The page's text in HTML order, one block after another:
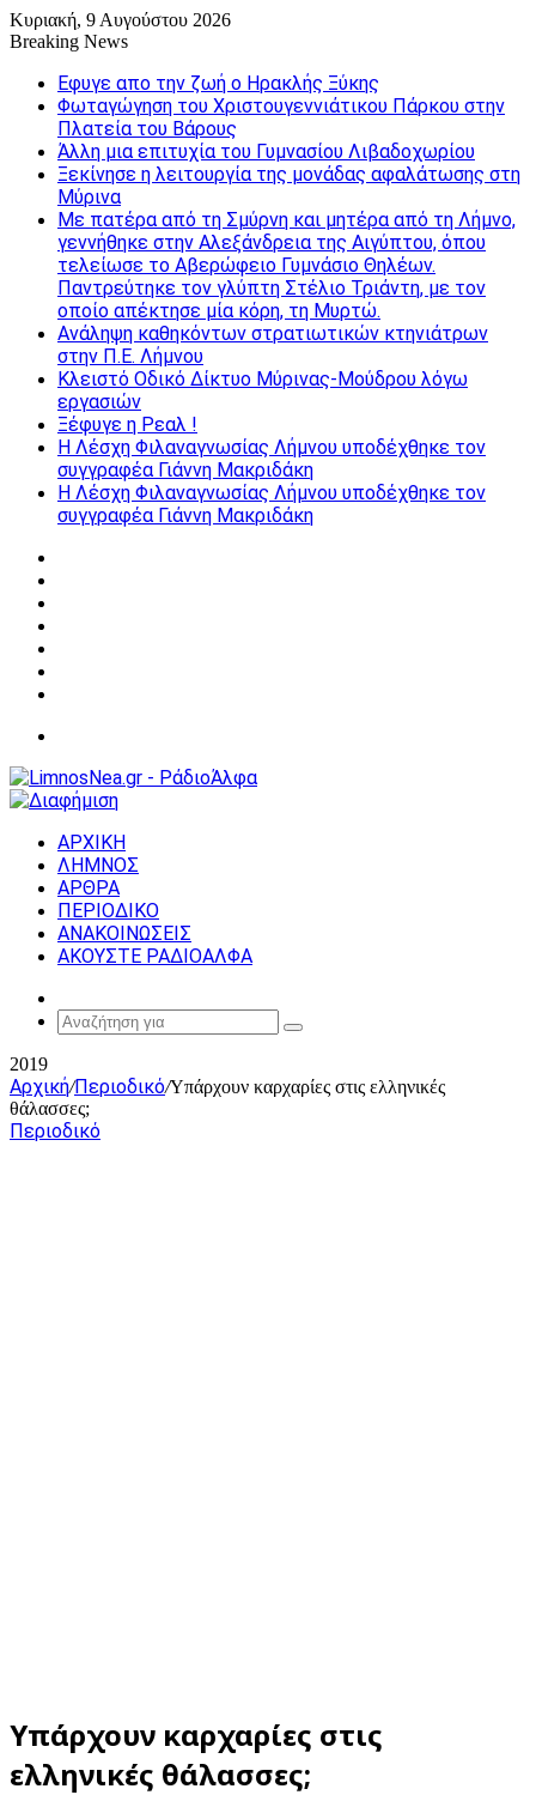
Κυριακή, 9 Αυγούστου 2026
Breaking News
Εφυγε απο την ζωή o Ηρακλής Ξύκης
Φωταγώγηση του Χριστουγεννιάτικου Πάρκου στην
Πλατεία του Βάρους
Άλλη μια επιτυχία του Γυμνασίου Λιβαδοχωρίου
Ξεκίνησε η λειτουργία της μονάδας αφαλάτωσης στη
Μύρινα
Με πατέρα από τη Σμύρνη και μητέρα από τη Λήμνο,
γεννήθηκε στην Αλεξάνδρεια της Αιγύπτου, όπου
τελείωσε το Αβερώφειο Γυμνάσιο Θηλέων.
Παντρεύτηκε τον γλύπτη Στέλιο Τριάντη, με τον
οποίο απέκτησε μία κόρη, τη Μυρτώ.
Ανάληψη καθηκόντων στρατιωτικών κτηνιάτρων
στην Π.Ε. Λήμνου
Κλειστό Οδικό Δίκτυο Μύρινας-Μούδρου λόγω
εργασιών
Ξέφυγε η Ρεαλ !
Η Λέσχη Φιλαναγνωσίας Λήμνου υποδέχθηκε τον
συγγραφέα Γιάννη Μακριδάκη
Η Λέσχη Φιλαναγνωσίας Λήμνου υποδέχθηκε τον
συγγραφέα Γιάννη Μακριδάκη
ΑΡΧΙΚΗ
ΛΗΜΝΟΣ
ΑΡΘΡΑ
ΠΕΡΙΟΔΙΚΟ
ΑΝΑΚΟΙΝΩΣΕΙΣ
ΑΚΟΥΣΤΕ ΡΑΔΙΟΑΛΦΑ
Article
Αναζήτηση
2019
Αρχική/Περιοδικό/Υπάρχουν καρχαρίες στις ελληνικές
θάλασσες;
Περιοδικό
Υπάρχουν καρχαρίες στις
ελληνικές θάλασσες;